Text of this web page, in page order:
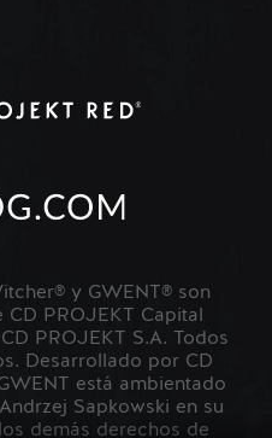
y GWENT® son
PROJEKT Capital
PROJEKT S.A. Todos
Desarrollado por CD
está ambientado
Sapkowski en su
demás derechos de